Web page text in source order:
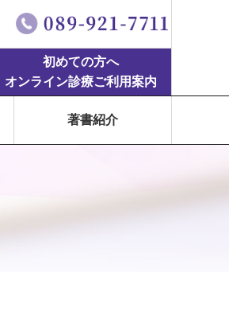
初めての方へ
オンライン診療ご利用案内
著書紹介